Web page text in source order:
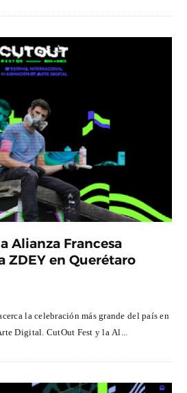
Alianza Francesa
ZDEY en Querétaro
la celebración más grande del país en
Digital. CutOut Fest y la Al...